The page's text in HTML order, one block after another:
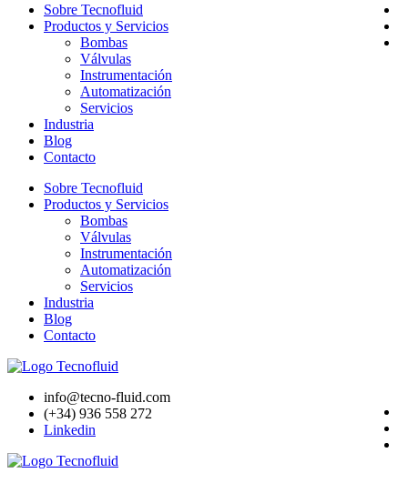
Sobre Tecnofluid
Productos y Servicios
Bombas
Válvulas
Instrumentación
Automatización
Servicios
Industria
Blog
Contacto
Sobre Tecnofluid
Productos y Servicios
Bombas
Válvulas
Instrumentación
Automatización
Servicios
Industria
Blog
Contacto
info@tecno-fluid.com
(+34) 936 558 272
Linkedin